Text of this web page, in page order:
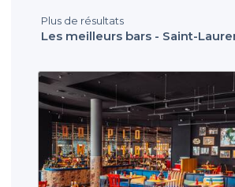
Plus de résultats
Les meilleurs bars - Saint-